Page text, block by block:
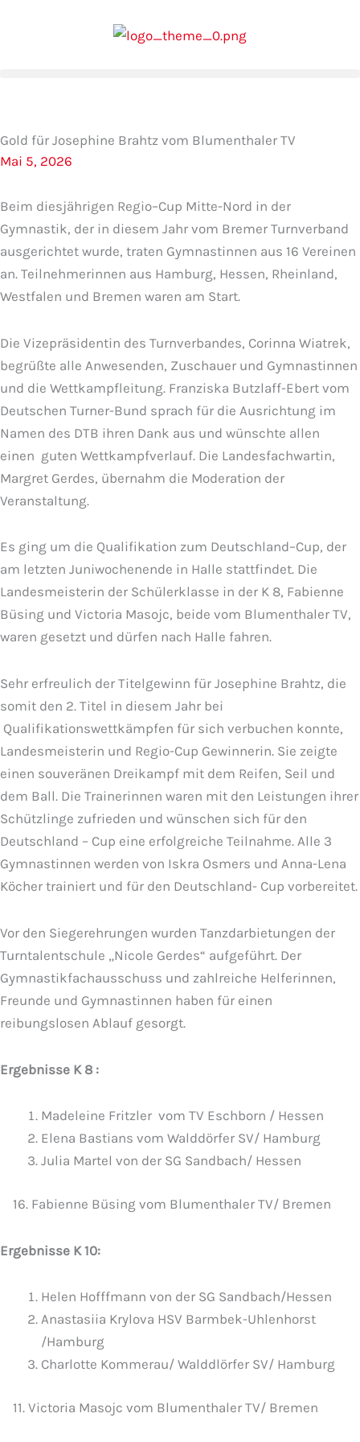
Gold für Josephine Brahtz vom Blumenthaler TV
Mai 5, 2026
Beim diesjährigen Regio–Cup Mitte-Nord in der
Gymnastik, der in diesem Jahr vom Bremer Turnverband
ausgerichtet wurde, traten Gymnastinnen aus 16 Vereinen
an. Teilnehmerinnen aus Hamburg, Hessen, Rheinland,
Westfalen und Bremen waren am Start.
Die Vizepräsidentin des Turnverbandes, Corinna Wiatrek,
begrüßte alle Anwesenden, Zuschauer und Gymnastinnen
und die Wettkampfleitung. Franziska Butzlaff-Ebert vom
Deutschen Turner-Bund sprach für die Ausrichtung im
Namen des DTB ihren Dank aus und wünschte allen
einen guten Wettkampfverlauf. Die Landesfachwartin,
Margret Gerdes, übernahm die Moderation der
Veranstaltung.
Es ging um die Qualifikation zum Deutschland–Cup, der
am letzten Juniwochenende in Halle stattfindet. Die
Landesmeisterin der Schülerklasse in der K 8, Fabienne
Büsing und Victoria Masojc, beide vom Blumenthaler TV,
waren gesetzt und dürfen nach Halle fahren.
Sehr erfreulich der Titelgewinn für Josephine Brahtz, die
somit den 2. Titel in diesem Jahr bei
Qualifikationswettkämpfen für sich verbuchen konnte,
Landesmeisterin und Regio-Cup Gewinnerin. Sie zeigte
einen souveränen Dreikampf mit dem Reifen, Seil und
dem Ball. Die Trainerinnen waren mit den Leistungen ihrer
Schützlinge zufrieden und wünschen sich für den
Deutschland – Cup eine erfolgreiche Teilnahme. Alle 3
Gymnastinnen werden von Iskra Osmers und Anna-Lena
Köcher trainiert und für den Deutschland- Cup vorbereitet.
Vor den Siegerehrungen wurden Tanzdarbietungen der
Turntalentschule „Nicole Gerdes“ aufgeführt. Der
Gymnastikfachausschuss und zahlreiche Helferinnen,
Freunde und Gymnastinnen haben für einen
reibungslosen Ablauf gesorgt.
Ergebnisse K 8 :
Madeleine Fritzler vom TV Eschborn / Hessen
Elena Bastians vom Walddörfer SV/ Hamburg
Julia Martel von der SG Sandbach/ Hessen
16. Fabienne Büsing vom Blumenthaler TV/ Bremen
Ergebnisse K 10:
Helen Hofffmann von der SG Sandbach/Hessen
Anastasiia Krylova HSV Barmbek-Uhlenhorst
/Hamburg
Charlotte Kommerau/ Walddlörfer SV/ Hamburg
11. Victoria Masojc vom Blumenthaler TV/ Bremen